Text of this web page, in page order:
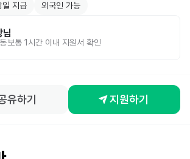
일 지급 외국인 가능
님
보통 1시간 이내 지원서 확인
유하기 지원하기